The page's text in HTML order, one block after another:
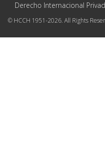
Derecho Internacional
© HCCH 1951-2026. All Rights